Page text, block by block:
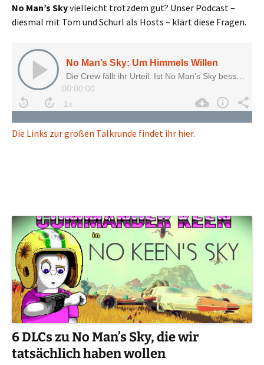
No Man’s Skyvielleicht trotzdem gut? Unser Podcast –
diesmal mit Tom und Schurl als Hosts – klärt diese Fragen.
Die Links zur großen Talkrunde findet ihr hier.
6 DLCs zu No Man’s Sky, die wir
tatsächlich haben wollen